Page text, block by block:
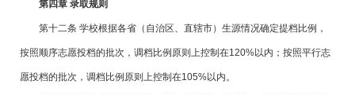
第四章 录取规则
第十二条 学校根据各省（自治区、直辖市）生源情况确定提档比例，
按照顺序志愿投档的批次，调档比例原则上控制在120%以内；按照平行志
愿投档的批次，调档比例原则上控制在105%以内。